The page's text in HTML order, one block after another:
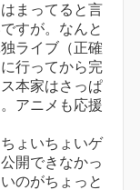
まってると言
すが。なんと
ライブ（正確
行ってから完
本家はさっぱ
アニメも応援
ょいちょいゲ
開できなかっ
のがちょっと